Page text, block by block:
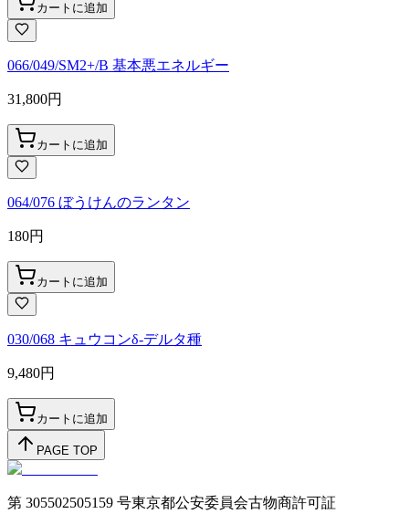
カートに追加
066/049/SM2+/B 基本悪エネルギー
31,800円
カートに追加
064/076 ぼうけんのランタン
180円
カートに追加
030/068 キュウコンδ-デルタ種
9,480円
カートに追加
PAGE TOP
第 305502505159 号東京都公安委員会古物商許可証